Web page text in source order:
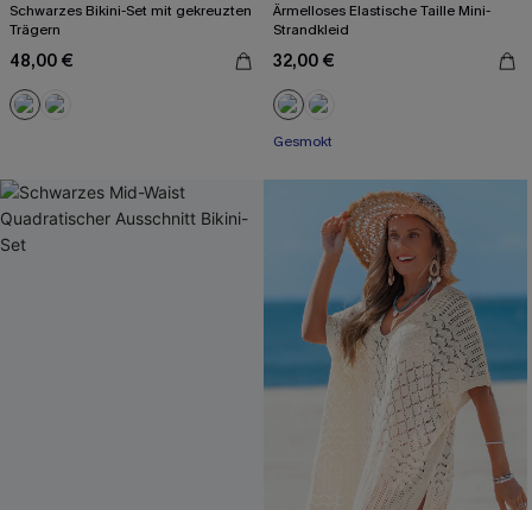
Schwarzes Bikini-Set mit gekreuzten
Trägern
48,00 €
Ärmelloses Elastische Taille Mini-
Strandkleid
32,00 €
Gesmokt